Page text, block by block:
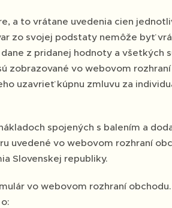
a to vrátane uvedenia cien
zo svojej podstaty nemôže byť
z pridanej hodnoty a všetkých
zobrazované vo webovom
uzavrieť kúpnu zmluvu za
spojených s balením a
uvedené vo webovom rozhraní
Slovenskej republiky.
vo webovom rozhraní obchodu.